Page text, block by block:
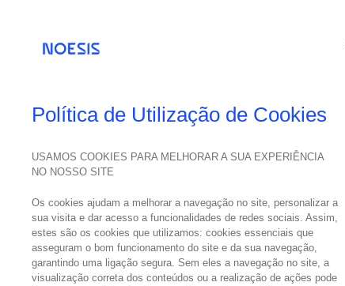
Política de Utilização de Cookies
USAMOS COOKIES PARA MELHORAR A SUA EXPERIÊNCIA
NO NOSSO SITE
Os cookies ajudam a melhorar a navegação no site, personalizar a
sua visita e dar acesso a funcionalidades de redes sociais. Assim,
estes são os cookies que utilizamos: cookies essenciais que
asseguram o bom funcionamento do site e da sua navegação,
garantindo uma ligação segura. Sem eles a navegação no site, a
visualização correta dos conteúdos ou a realização de ações pode